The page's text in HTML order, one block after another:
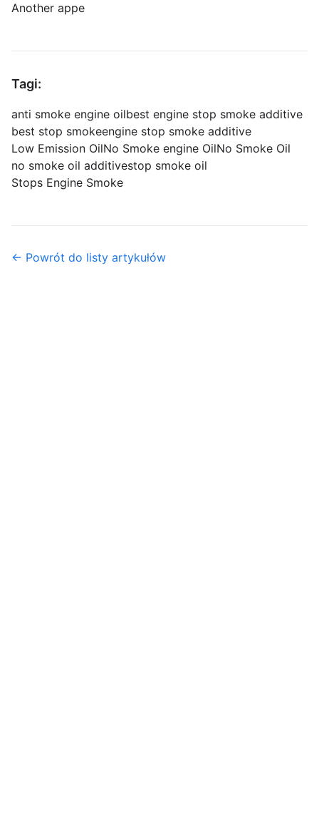
Another appe
Tagi:
anti smoke engine oilbest engine stop smoke additive
best stop smokeengine stop smoke additive
Low Emission OilNo Smoke engine OilNo Smoke Oil
no smoke oil additivestop smoke oil
Stops Engine Smoke
← Powrót do listy artykułów